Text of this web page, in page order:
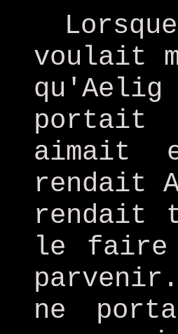
voulait
aimait
rendait
rendait
le faire
ne